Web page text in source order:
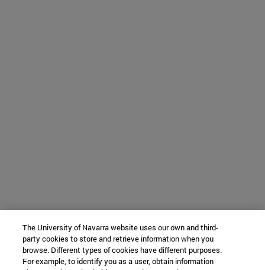
The University of Navarra website uses our own and third-
party cookies to store and retrieve information when you
browse. Different types of cookies have different purposes.
For example, to identify you as a user, obtain information